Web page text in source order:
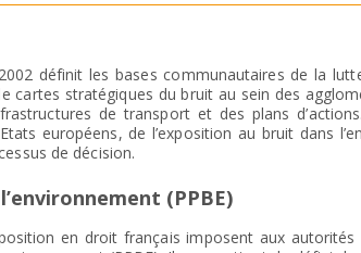
définit les bases communautaires de la
cartes stratégiques du bruit au sein des
de transport et des plans
européens, de l’exposition au bruit dans
de décision.
(PPBE)
en droit français imposent aux